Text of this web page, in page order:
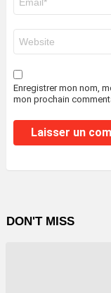
mail
*
web
Enregistrer mon nom,
mon prochain
DON'T MISS